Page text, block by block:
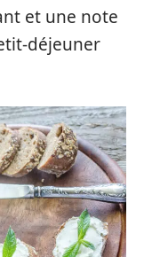
et une note
déjeuner